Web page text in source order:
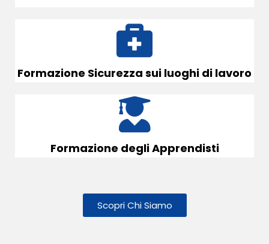
Formazione Sicurezza sui luoghi di lavoro
Formazione degli Apprendisti
Scopri Chi Siamo